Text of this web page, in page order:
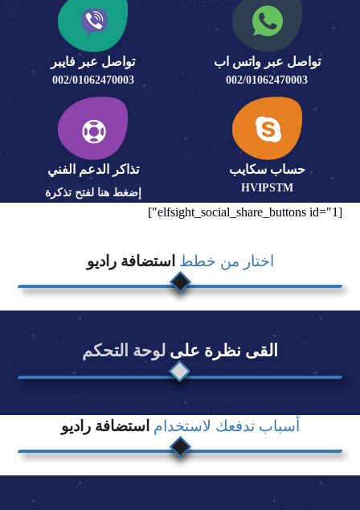
تواصل عبر واتس اب
002/01062470003
تواصل عبر فايبر
002/01062470003
حساب سكايب
HVIPSTM
تذاكر الدعم الفني
إضغط هنا لفتح تذكرة
[elfsight_social_share_buttons id="1"]
اختار من خطط استضافة راديو
القى نظرة علىلوحة التحكم
أسباب تدفعك لاستخدام استضافة راديو